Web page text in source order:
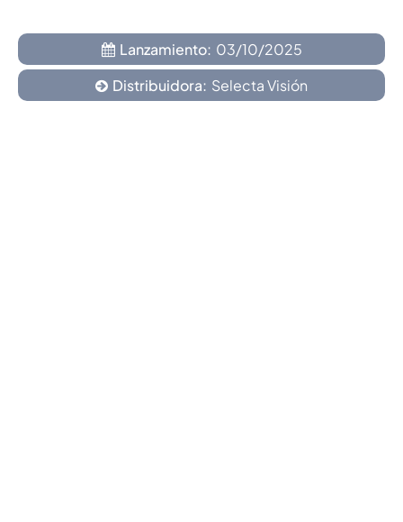
Lanzamiento: 03/10/2025
Distribuidora: Selecta Visión